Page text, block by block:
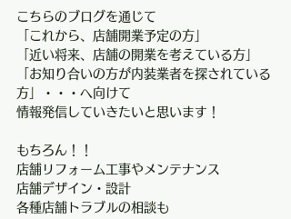
こちらのブログを通じて
「これから、店舗開業予定の方」
「近い将来、店舗の開業を考えている方」
「お知り合いの方が内装業者を探されている
方」・・・へ向けて
情報発信していきたいと思います！
もちろん！！
店舗リフォーム工事やメンテナンス
店舗デザイン・設計
各種店舗トラブルの相談も